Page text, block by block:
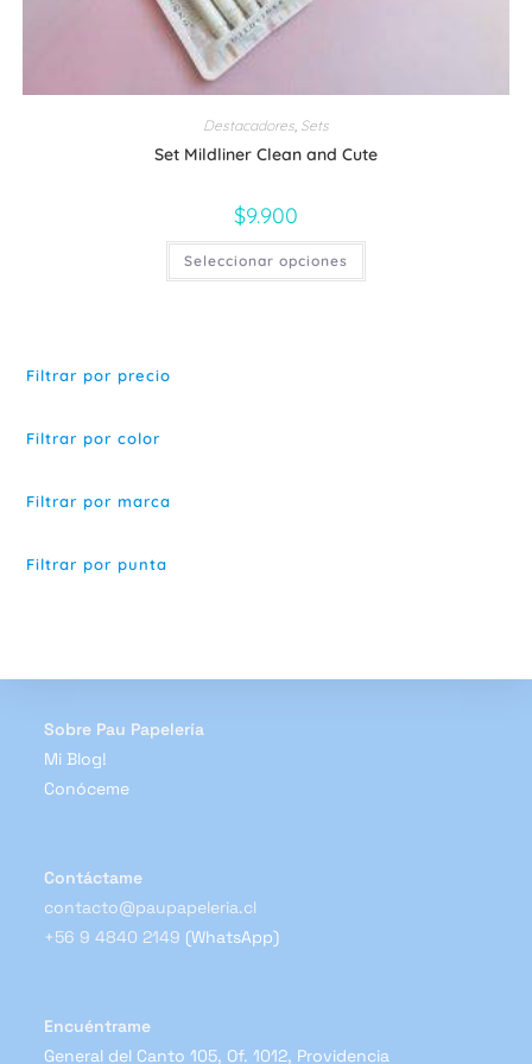
Destacadores, Sets
Set Mildliner Clean and Cute
$9.900
Seleccionar opciones
tiene
Filtrar por precio
Filtrar por color
Filtrar por marca
Filtrar por punta
Sobre Pau Papelería
Mi Blog!
Conóceme
Contáctame
contacto@paupapeleria.cl
+56 9 4840 2149 (WhatsApp)
Encuéntrame
General del Canto 105, Of. 1012, Providencia